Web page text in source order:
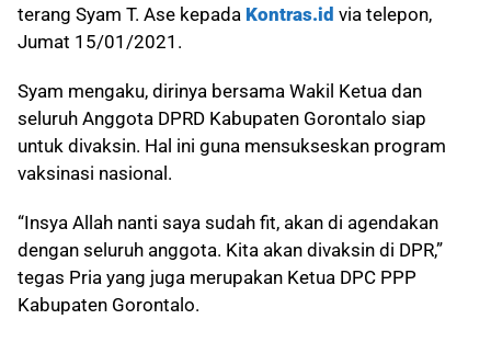
terang Syam T. Ase kepada Kontras.id via telepon,
Jumat 15/01/2021.
Syam mengaku, dirinya bersama Wakil Ketua dan
seluruh Anggota DPRD Kabupaten Gorontalo siap
untuk divaksin. Hal ini guna mensukseskan program
vaksinasi nasional.
“Insya Allah nanti saya sudah fit, akan di agendakan
dengan seluruh anggota. Kita akan divaksin di DPR,”
tegas Pria yang juga merupakan Ketua DPC PPP
Kabupaten Gorontalo.